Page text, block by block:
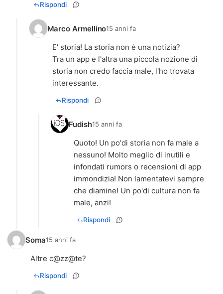
Rispondi
Marco Armellino15 anni fa
E' storia! La storia non è una notizia?
Tra un app e l'altra una piccola nozione di
storia non credo faccia male, l'ho trovata
interessante.
Rispondi
Fudish15 anni fa
Quoto! Un po'di storia non fa male a
nessuno! Molto meglio di inutili e
infondati rumors o recensioni di app
immondizia! Non lamentatevi sempre
che diamine! Un po'di cultura non fa
male, anzi!
Rispondi
Soma15 anni fa
Altre c@zz@te?
Rispondi